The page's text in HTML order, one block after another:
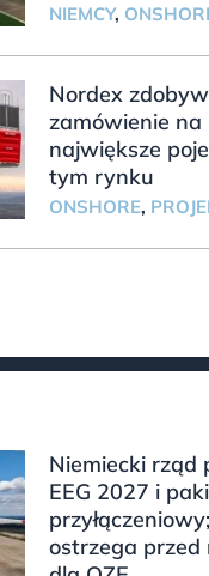
NIEMCY,
Nordex
zamówienie na
największe
tym rynku
ONSHORE,
Niemiecki rząd
EEG 2027 i
ostrzega przed